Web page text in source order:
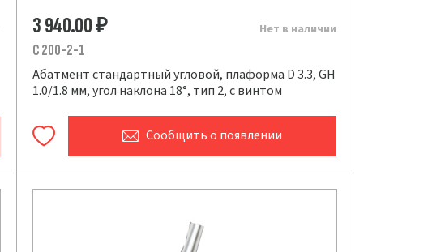
Нет в наличии
3 940.00₽
C 200-2-1
Абатмент стандартный угловой, плаформа D 3.3, GH
1.0/1.8 мм, угол наклона 18°, тип 2, с винтом
Сообщитьо появлении